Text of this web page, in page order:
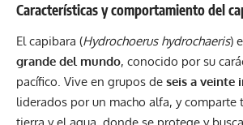
Características y comportamiento del
El capibara (Hydrochoerus hydrochaeris)
grande del mundo, conocido por su
pacífico. Vive en grupos de seis a veinte
liderados por un macho alfa, y comparte